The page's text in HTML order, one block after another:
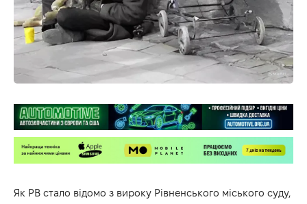
Як РВ стало відомо з вироку Рівненського міського суду,